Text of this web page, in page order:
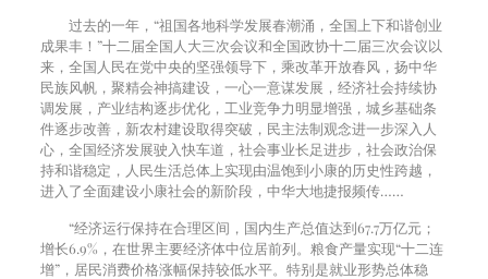
过去的一年，“祖国各地科学发展春潮涌，全国上下和谐创业
成果丰！”十二届全国人大三次会议和全国政协十二届三次会议以
来，全国人民在党中央的坚强领导下，乘改革开放春风，扬中华
民族风帆，聚精会神搞建设，一心一意谋发展，经济社会持续协
调发展，产业结构逐步优化，工业竞争力明显增强，城乡基础条
件逐步改善，新农村建设取得突破，民主法制观念进一步深入人
心，全国经济发展驶入快车道，社会事业长足进步，社会政治保
持和谐稳定，人民生活总体上实现由温饱到小康的历史性跨越，
进入了全面建设小康社会的新阶段，中华大地捷报频传……
“经济运行保持在合理区间，国内生产总值达到67.7万亿元；
增长6.9% ，在世界主要经济体中位居前列。粮食产量实现“十二连
增”，居民消费价格涨幅保持较低水平。特别是就业形势总体稳